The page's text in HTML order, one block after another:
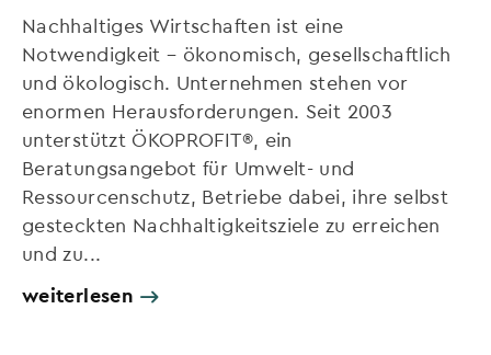
Nachhaltiges Wirtschaften ist eine
Notwendigkeit – ökonomisch, gesellschaftlich
und ökologisch. Unternehmen stehen vor
enormen Herausforderungen. Seit 2003
unterstützt ÖKOPROFIT®, ein
Beratungsangebot für Umwelt- und
Ressourcenschutz, Betriebe dabei, ihre selbst
gesteckten Nachhaltigkeitsziele zu erreichen
und zu...
weiterlesen